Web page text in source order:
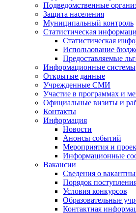
Подведомственные
Защита населения
Муниципальный контроль
Статистическая
Статистическая
Использование
Предоставляемые
Информационные системы
Открытые данные
Учрежденные СМИ
Участие в программах и
Официальные визиты и
Контакты
Информация
Новости
Анонсы событий
Мероприятия и
Информационные
Вакансии
Сведения о
Порядок
Условия конкурсов
Образовательные
Контактная